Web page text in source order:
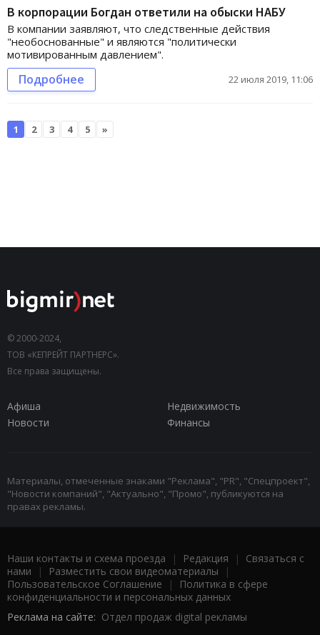
В корпорации Богдан ответили на обыски НАБУ
В компании заявляют, что следственные действия
"необоснованные" и являются "политически
мотивированным давлением".
Подробнее 22 июля 2019, 11:06
1 2 3 4 5 »
© 2000-2024,
ТОВ «КЕПРЕЙТ ПАРТНЕРС».
Все права защищены.
Афиша
Недвижимость
Новости
Финансы
Материалы, отмеченные знаками "Реклама", "PR", "Спецпроект",
"Новости компаний", "Актуально", "Промо", публикуются на
правах рекламы.
Наши контакты и схема проезда | Редакция | Связаться с
нами | Разместить свои видеоматериалы |
Пользовательское Соглашение |
Политика в сфере
конфиденциальности и персональных данных
Реклама на сайте: Отдел продаж digital рекламы